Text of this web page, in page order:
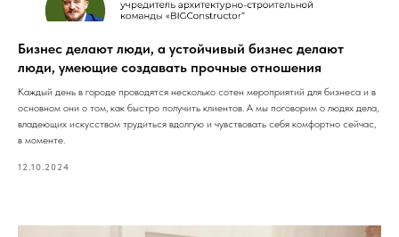
Бизнес делают люди, а устойчивый бизнес делают
люди, умеющие создавать прочные отношения
Каждый день в городе проводятся несколько сотен мероприятий для бизнеса и в
основном они о том, как быстро получить клиентов. А мы поговорим о людях дела,
владеющих искусством трудиться вдолгую и чувствовать себя комфортно сейчас,
в моменте.
12.10.2024